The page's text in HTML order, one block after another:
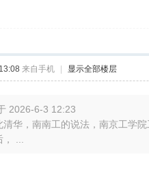
来自手机 显示全部楼层
2026-6-3 12:23
清华，南南工的说法，南京工学
...